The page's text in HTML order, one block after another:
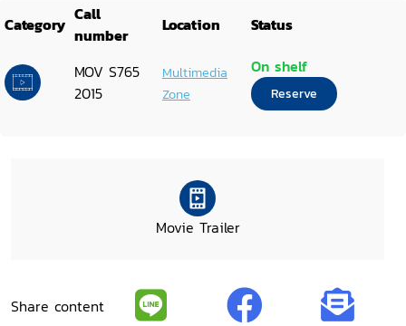
Category Call
number
Location Status
MOV S765
2015
Multimedia
Zone
On shelf
Reserve
Movie Trailer
Share content